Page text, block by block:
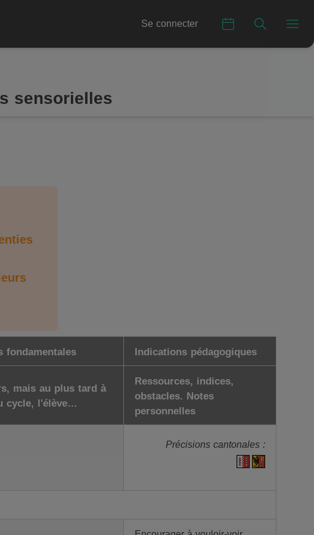
Se connecter
sensorielles
fondamentales Indications pédagogiques
mais au plus tard à
cycle, l'élève…
Ressources, indices,
obstacles. Notes
personnelles
Précisions cantonales :